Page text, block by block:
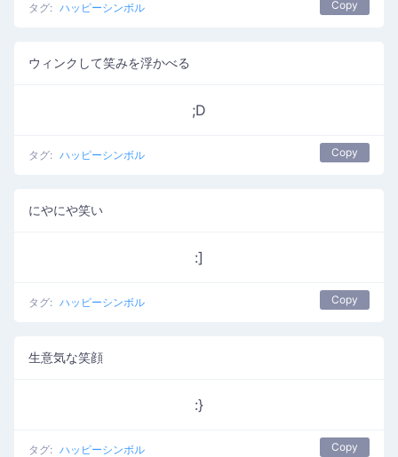
タグ: ハッピーシンボル Copy
ウィンクして笑みを浮かべる
;D
タグ: ハッピーシンボル Copy
にやにや笑い
:]
タグ: ハッピーシンボル Copy
生意気な笑顔
:}
タグ: ハッピーシンボル Copy